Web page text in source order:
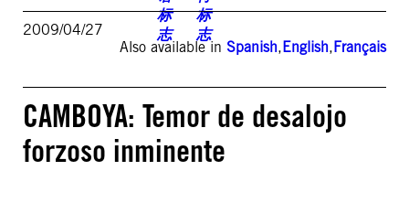
2009/04/27
Also available in Spanish,English,Français
CAMBOYA: Temor de desalojo
forzoso inminente